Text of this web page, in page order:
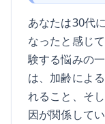
あなたは30代
なったと感じ
験する悩みの
は、加齢によ
れること、そ
因が関係して